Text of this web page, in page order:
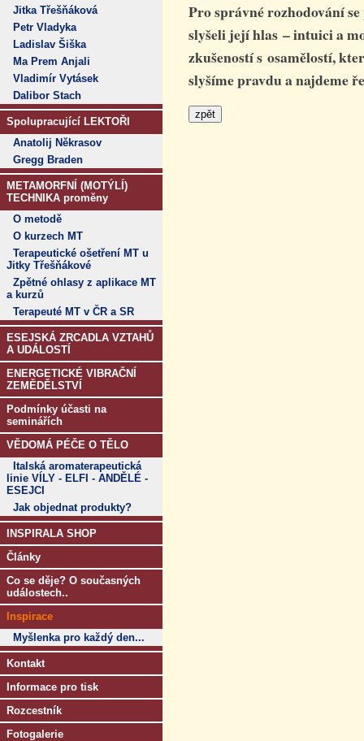
Jitka Třešňáková
Petr Vladyka
Ladislav Šiška
Ma Prem Anjali
Vladimír Vytásek
Dalibor Stach
Spolupracující LEKTOŘI
Anatolij Někrasov
Gregg Braden
METAMORFNÍ (MOTÝLÍ)
TECHNIKA proměny
O metodě
O kurzech MT
Terapeutické ošetření MT u
Jitky Třešňákové
Zpětné ohlasy z aplikace MT
a kurzů
Terapeuté MT v ČR a SR
ESEJSKÁ ZRCADLA VZTAHŮ
A UDÁLOSTÍ
ENERGETICKÉ VIBRAČNÍ
ZEMĚDĚLSTVÍ
Podmínky účasti na
seminářích
VĚDOMÁ PÉČE O TĚLO
Italská aromaterapeutická
linie VÍLY - ELFI - ANDĚLÉ -
ESEJCI
Jak objednat produkty?
INSPIRALA SHOP
Články
Co se děje? O současných
událostech..
Inspirace
Myšlenka pro každý den...
Kontakt
Informace pro tisk
Rozcestník
Fotogalerie
Pro správné rozhodování
slyšeli její hlas – intuici a
zkušeností s osamělostí,
slyšíme pravdu a najdeme